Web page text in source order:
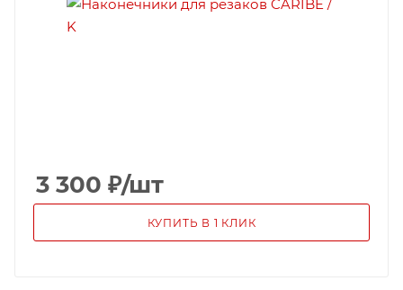
3 300 ₽/шт
КУПИТЬ В 1 КЛИК